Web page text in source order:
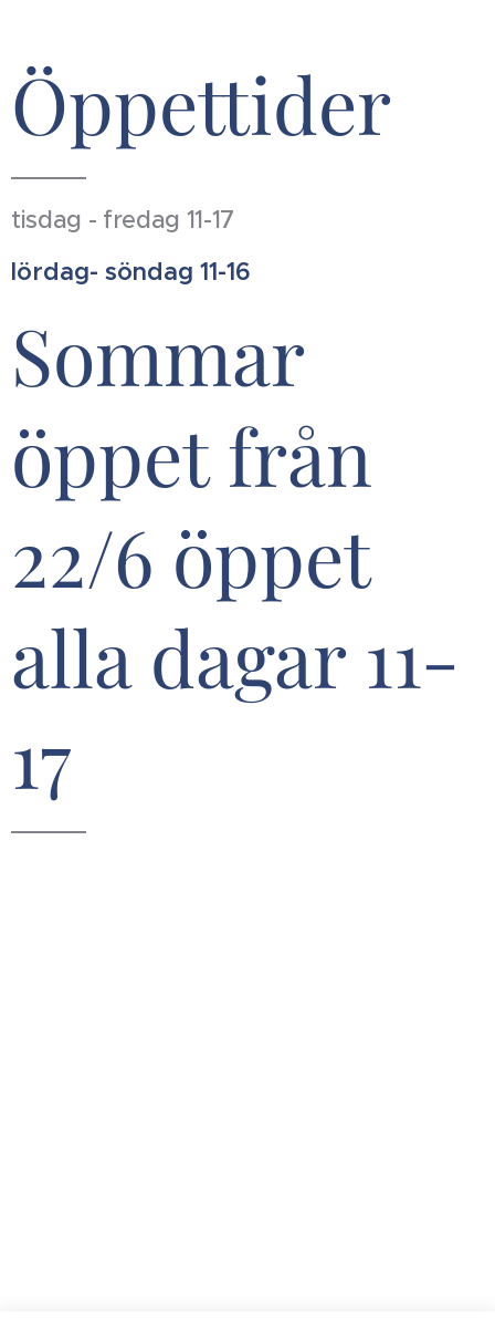
Öppettider
tisdag - fredag 11-17
lördag- söndag 11-16
Sommar
öppet från
22/6 öppet
alla dagar 11-
17